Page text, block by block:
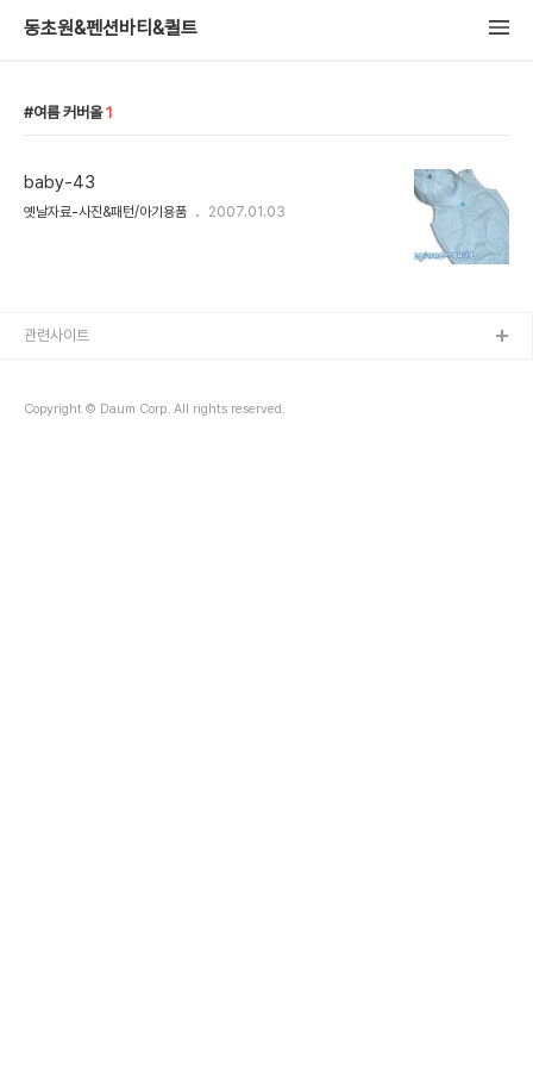
동초원&펜션바티&퀼트
여름 커버올 1
baby-43
옛날자료-사진&패턴/아기용품 2007.01.03
Copyright © Daum Corp. All rights reserved.
관련사이트